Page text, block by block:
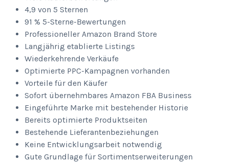
4,9 von 5 Sternen
91 % 5-Sterne-Bewertungen
Professioneller Amazon Brand Store
Langjährig etablierte Listings
Wiederkehrende Verkäufe
Optimierte PPC-Kampagnen vorhanden
Vorteile für den Käufer
Sofort übernehmbares Amazon FBA Business
Eingeführte Marke mit bestehender Historie
Bereits optimierte Produktseiten
Bestehende Lieferantenbeziehungen
Keine Entwicklungsarbeit notwendig
Gute Grundlage für Sortimentserweiterungen